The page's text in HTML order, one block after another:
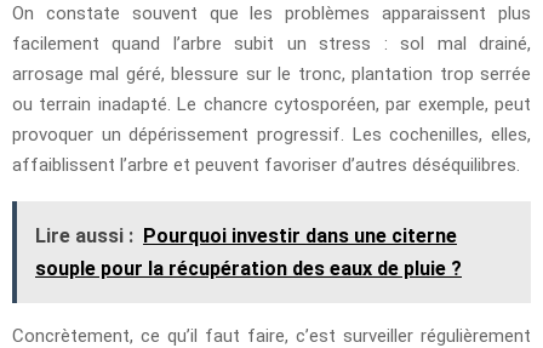
On constate souvent que les problèmes apparaissent plus
facilement quand l’arbre subit un stress : sol mal drainé,
arrosage mal géré, blessure sur le tronc, plantation trop serrée
ou terrain inadapté. Le chancre cytosporéen, par exemple, peut
provoquer un dépérissement progressif. Les cochenilles, elles,
affaiblissent l’arbre et peuvent favoriser d’autres déséquilibres.
Lire aussi : Pourquoi investir dans une citerne
souple pour la récupération des eaux de pluie ?
Concrètement, ce qu’il faut faire, c’est surveiller régulièrement